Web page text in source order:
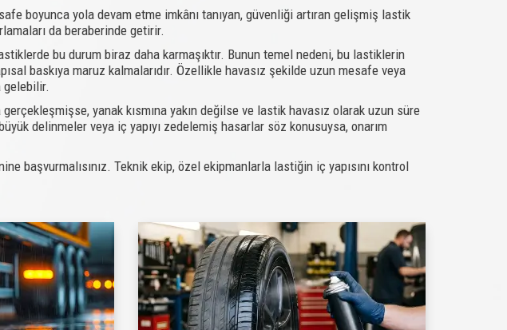
boyunca yola devam etme imkânı tanıyan, güvenliği artıran gelişmiş lastik
da beraberinde getirir.
bu durum biraz daha karmaşıktır. Bunun temel nedeni, bu lastiklerin
baskıya maruz kalmalarıdır. Özellikle havasız şekilde uzun mesafe veya
gelebilir.
yanak kısmına yakın değilse ve lastik havasız olarak uzun süre
delinmeler veya iç yapıyı zedelemiş hasarlar söz konusuysa, onarım
Teknik ekip, özel ekipmanlarla lastiğin iç yapısını kontrol